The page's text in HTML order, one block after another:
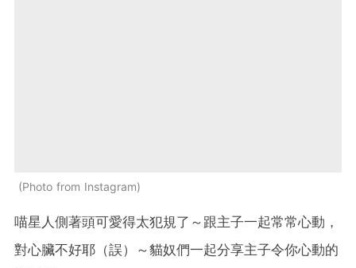
Photo from Instagram
喵星人側著頭可愛得太犯規了～跟主子一起常常心動，
對心臟不好耶（誤）～貓奴們一起分享主子令你心動的